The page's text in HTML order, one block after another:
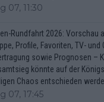
07, 11:30
Rundfahrt 2026: Vorschau
Profile, Favoriten, TV- und
sowie Prognosen –
könnte auf der
Chaos entschieden
07, 17:45